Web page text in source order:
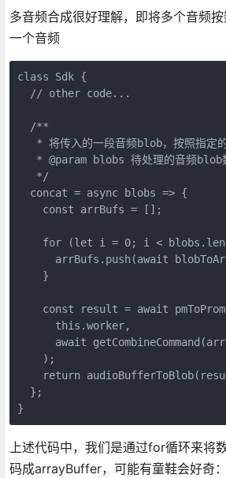
多音频合成很好理解，即将多个音频
一个音频
class Sdk {
  // other code...
  /**
* 将传入的一段音频blob，按照指定
* @param blobs 待处理的音频blob
   */
  concat = async blobs => {
    const arrBufs = [];
for (let i = 0; i <
arrBufs.push(await
    }
const result = await
      this.worker,
await
    );
return
  };
}
上述代码中，我们是通过for循环来将
码成arrayBuffer，可能有童鞋会好奇